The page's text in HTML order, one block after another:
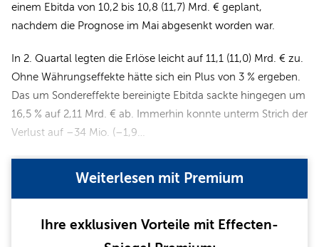
einem Ebitda von 10,2 bis 10,8 (11,7) Mrd. € geplant,
nachdem die Prognose im Mai abgesenkt worden war.
In 2. Quartal legten die Erlöse leicht auf 11,1 (11,0) Mrd. € zu.
Ohne Währungseffekte hätte sich ein Plus von 3 % ergeben.
Das um Sondereffekte bereinigte Ebitda sackte hingegen um
16,5 % auf 2,11 Mrd. € ab. Immerhin konnte unterm Strich der
Verlust auf –34 Mio. (–1,9…
Weiterlesen mit Premium
Ihre exklusiven Vorteile mit Effecten-